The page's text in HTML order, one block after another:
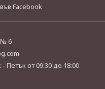
Facebook
№ 6
Петъкот 09:30 до 18:00